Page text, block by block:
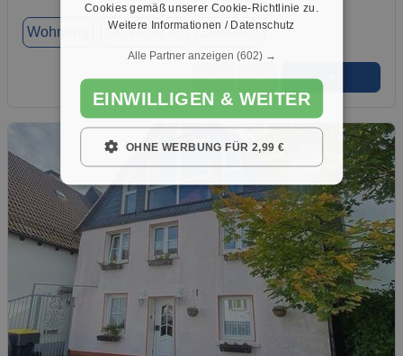
Wohnung ca. 94,00 m² Zimmer 3
★ ➦
Cookies gemäß unserer Cookie-Richtlinie zu.
Weitere Informationen / Datenschutz
Alle Partner anzeigen (602) →
EINWILLIGEN & WEITER
OHNE WERBUNG FÜR 2,99 €